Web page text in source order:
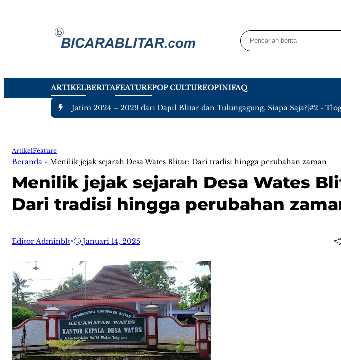
ARTIKELBERITAFEATUREPOP CULTUREOPINIFAQ
DPRD Jatim 2024 – 2029 dari Dapil Blitar dan Tulungagung, Siapa Saja? |#2 -Tlogo
ArtikelFeature
Beranda » Menilik jejak sejarah Desa Wates Blitar: Dari tradisi hingga perubahan zaman
Menilik jejak sejarah Desa Wates
Dari tradisi hingga perubahan
Editor Adminblt• Januari 14, 2025